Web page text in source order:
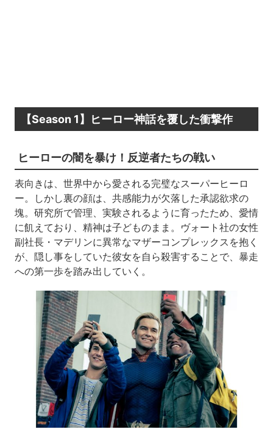
【Season 1】ヒーロー神話を覆した衝撃作
ヒーローの闇を暴け！反逆者たちの戦い
表向きは、世界中から愛される完璧なスーパーヒーロ
ー。しかし裏の顔は、共感能力が欠落した承認欲求の
塊。研究所で管理、実験されるように育ったため、愛情
に飢えており、精神は子どものまま。ヴォート社の女性
副社長・マデリンに異常なマザーコンプレックスを抱く
が、隠し事をしていた彼女を自ら殺害することで、暴走
への第一歩を踏み出していく。